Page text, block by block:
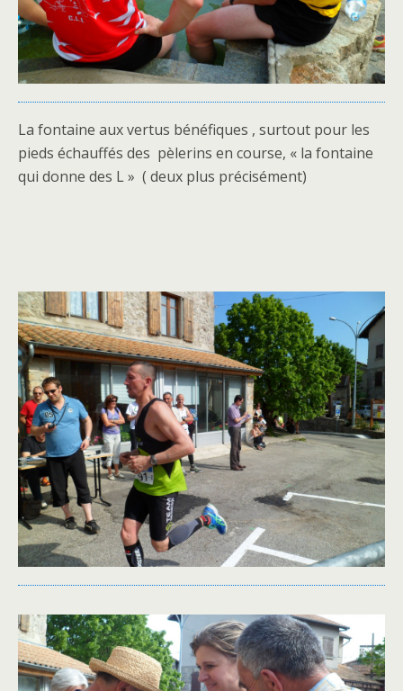
La fontaine aux vertus bénéfiques , surtout pour les
pieds échauffés des pèlerins en course, « la fontaine
qui donne des L » ( deux plus précisément)